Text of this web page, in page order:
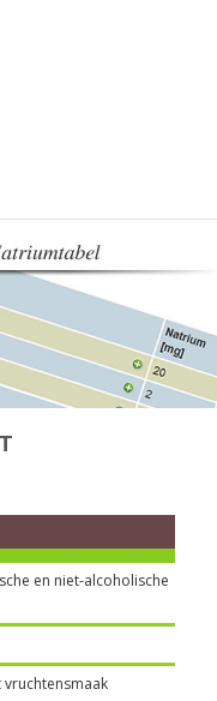
en niet-alcoholische
vruchtensmaak